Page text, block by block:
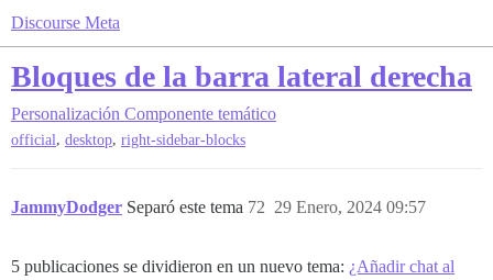
Discourse Meta
Bloques de la barra lateral derecha
Personalización Componente temático
official, desktop, right-sidebar-blocks
JammyDodger Separó este tema 29 Enero, 2024 09:57
72
5 publicaciones se dividieron en un nuevo tema: ¿Añadir chat al